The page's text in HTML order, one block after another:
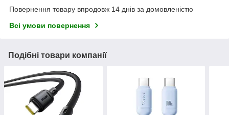
Повернення товару впродовж 14 днів за домовленістю
Всі умови повернення
Подібні товари компанії